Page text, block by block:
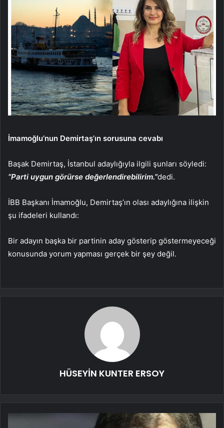
İmamoğlu’nun Demirtaş’ın sorusuna cevabı
Başak Demirtaş, İstanbul adaylığıyla ilgili şunları söyledi:
“Parti uygun görürse değerlendirebilirim.”dedi.
İBB Başkanı İmamoğlu, Demirtaş’ın olası adaylığına ilişkin
şu ifadeleri kullandı:
Bir adayın başka bir partinin aday gösterip göstermeyeceği
konusunda yorum yapması gerçek bir şey değil.
HÜSEYİN KUNTER ERSOY